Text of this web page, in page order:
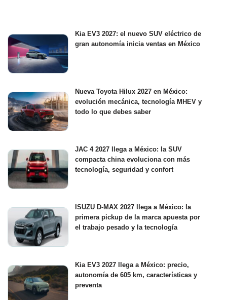
Kia EV3 2027: el nuevo SUV eléctrico de
gran autonomía inicia ventas en México
Nueva Toyota Hilux 2027 en México:
evolución mecánica, tecnología MHEV y
todo lo que debes saber
JAC 4 2027 llega a México: la SUV
compacta china evoluciona con más
tecnología, seguridad y confort
ISUZU D-MAX 2027 llega a México: la
primera pickup de la marca apuesta por
el trabajo pesado y la tecnología
Kia EV3 2027 llega a México: precio,
autonomía de 605 km, características y
preventa